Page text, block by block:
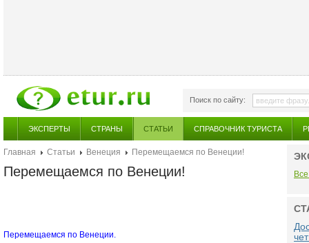
Поиск по сайту:
ЭКСПЕРТЫ СТРАНЫ СТАТЬИ СПРАВОЧНИК ТУРИСТА
Главная Статьи Венеция Перемещаемся по Венеции!
Перемещаемся по Венеции!
Перемещаемся по Венеции.